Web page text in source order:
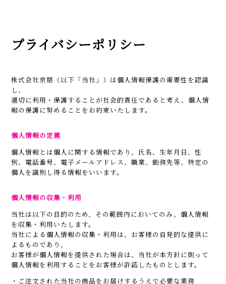
プライバシーポリシー
株式会社京扇（以下「当社」）は個人情報保護の重要性を認識
し、
適切に利用・保護することが社会的責任であると考え、個人情
報の保護に努めることをお約束いたします。
個人情報の定義
個人情報とは個人に関する情報であり、氏名、生年月日、性
別、電話番号、電子メールアドレス、職業、勤務先等、特定の
個人を識別し得る情報をいいます。
個人情報の収集・利用
当社は以下の目的のため、その範囲内においてのみ、個人情報
を収集・利用いたします。
当社による個人情報の収集・利用は、お客様の自発的な提供に
よるものであり、
お客様が個人情報を提供された場合は、当社が本方針に則って
個人情報を利用することをお客様が許諾したものとします。
・ご注文された当社の商品をお届けするうえで必要な業務